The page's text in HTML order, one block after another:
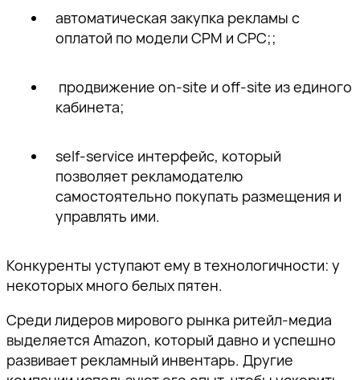
автоматическая закупка рекламы с
оплатой по модели CPM и CPC;;
продвижение on-site и off-site из единого
кабинета;
self-service интерфейс, который
позволяет рекламодателю
самостоятельно покупать размещения и
управлять ими.
Конкуренты уступают ему в технологичности: у
некоторых много белых пятен.
Среди лидеров мирового рынка ритейл-медиа
выделяется Amazon, который давно и успешно
развивает рекламный инвентарь. Другие